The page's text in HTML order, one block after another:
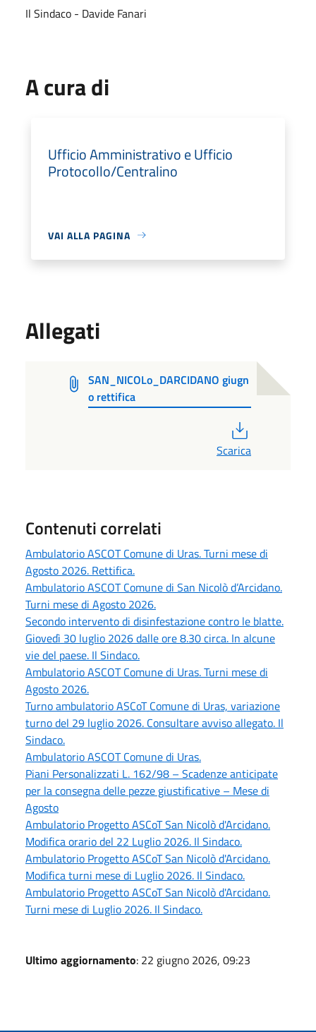
Il Sindaco - Davide Fanari
A cura di
Ufficio Amministrativo e Ufficio
Protocollo/Centralino
VAI ALLA PAGINA
Allegati
SAN_NICOLo_DARCIDANO giugn
o rettifica
Scarica
Contenuti correlati
Ambulatorio ASCOT Comune di Uras. Turni mese di
Agosto 2026. Rettifica.
Ambulatorio ASCOT Comune di San Nicolò d’Arcidano.
Turni mese di Agosto 2026.
Secondo intervento di disinfestazione contro le blatte.
Giovedì 30 luglio 2026 dalle ore 8.30 circa. In alcune
vie del paese. Il Sindaco.
Ambulatorio ASCOT Comune di Uras. Turni mese di
Agosto 2026.
Turno ambulatorio ASCoT Comune di Uras, variazione
turno del 29 luglio 2026. Consultare avviso allegato. Il
Sindaco.
Ambulatorio ASCOT Comune di Uras.
Piani Personalizzati L. 162/98 – Scadenze anticipate
per la consegna delle pezze giustificative – Mese di
Agosto
Ambulatorio Progetto ASCoT San Nicolò d'Arcidano.
Modifica orario del 22 Luglio 2026. Il Sindaco.
Ambulatorio Progetto ASCoT San Nicolò d'Arcidano.
Modifica turni mese di Luglio 2026. Il Sindaco.
Ambulatorio Progetto ASCoT San Nicolò d'Arcidano.
Turni mese di Luglio 2026. Il Sindaco.
Ultimo aggiornamento: 22 giugno 2026, 09:23